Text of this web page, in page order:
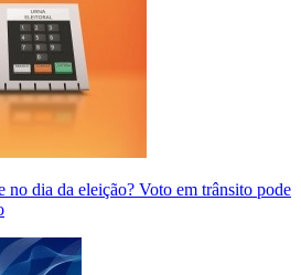
no dia da eleição? Voto em trânsito pode